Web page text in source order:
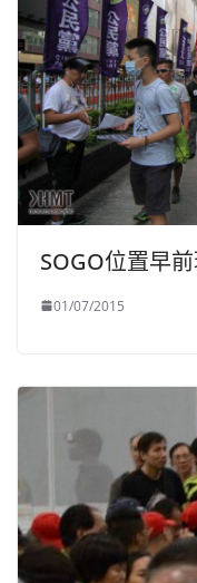
SOGO位置早
01/07/2015